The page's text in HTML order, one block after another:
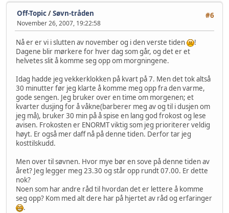
#6
Off-Topic/Søvn-tråden
November 26, 2007, 19:22:58
Nå er er vi i slutten av november og i den verste tiden
!
Dagene blir mørkere for hver dag som går, og det er et
helvetes slit å komme seg opp om morgningene.
Idag hadde jeg vekkerklokken på kvart på 7. Men det tok altså
30 minutter før jeg klarte å komme meg opp fra den varme,
gode sengen. Jeg bruker over en time om morgenen; et
kvarter dusjing for å våkne(barberer meg av og til i dusjen om
jeg må), bruker 30 min på å spise en lang god frokost og lese
avisen. Frokosten er ENORMT viktig som jeg prioriterer veldig
høyt. Er også mer daff nå på denne tiden. Derfor tar jeg
kosttilskudd.
Men over til søvnen. Hvor mye bør en sove på denne tiden av
året? Jeg legger meg 23.30 og står opp rundt 07.00. Er dette
nok?
Noen som har andre råd til hvordan det er lettere å komme
seg opp? Kom med alt dere har på hjertet av råd og erfaringer
.